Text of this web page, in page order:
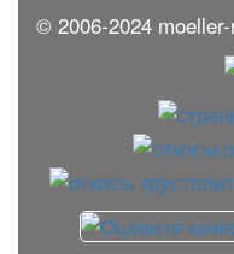
© 2006-2024